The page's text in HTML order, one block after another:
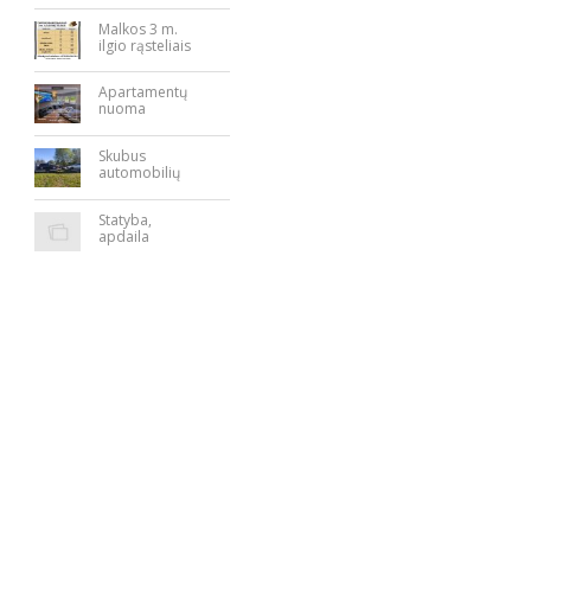
bės aikštėje
Malkos 3 m.
ilgio rąsteliais
Apartamentų
nuoma
Skubus
automobilių
Statyba,
apdaila